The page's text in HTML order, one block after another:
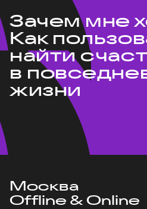
Зачем мне
Как
найти
в
жизни
Москва
Offline & Online